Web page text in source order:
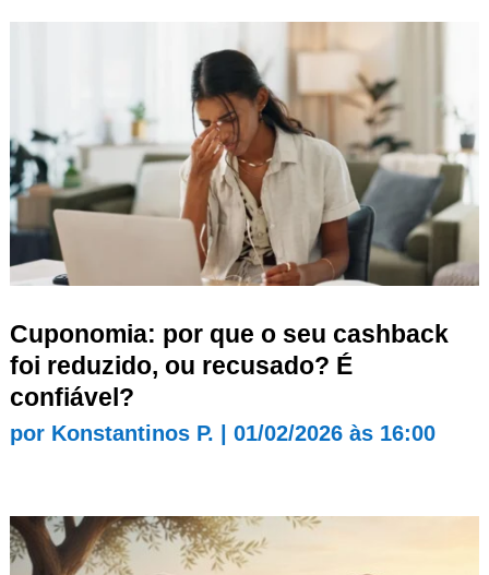
Cuponomia: por que o seu cashback
foi reduzido, ou recusado? É
confiável?
por Konstantinos P. 01/02/2026 às 16:00